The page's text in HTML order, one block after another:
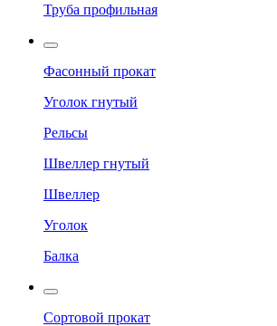
Труба профильная
Фасонный прокат
Уголок гнутый
Рельсы
Швеллер гнутый
Швеллер
Уголок
Балка
Сортовой прокат